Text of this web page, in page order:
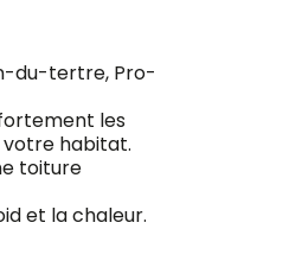
du-tertre, Pro-
les
votre habitat.
toiture
et la chaleur.